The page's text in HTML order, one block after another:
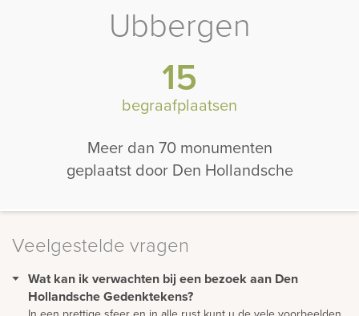
Ubbergen
15
begraafplaatsen
Meer dan 70 monumenten
geplaatst door Den Hollandsche
Veelgestelde vragen
Wat kan ik verwachten bij een bezoek aan Den
Hollandsche Gedenktekens?